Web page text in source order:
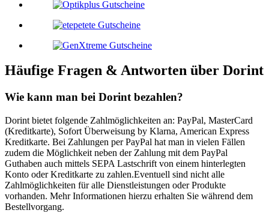
Häufige Fragen & Antworten über Dorint
Wie kann man bei Dorint bezahlen?
Dorint bietet folgende Zahlmöglichkeiten an: PayPal, MasterCard
(Kreditkarte), Sofort Überweisung by Klarna, American Express
Kreditkarte. Bei Zahlungen per PayPal hat man in vielen Fällen
zudem die Möglichkeit neben der Zahlung mit dem PayPal
Guthaben auch mittels SEPA Lastschrift von einem hinterlegten
Konto oder Kreditkarte zu zahlen.Eventuell sind nicht alle
Zahlmöglichkeiten für alle Dienstleistungen oder Produkte
vorhanden. Mehr Informationen hierzu erhalten Sie während dem
Bestellvorgang.